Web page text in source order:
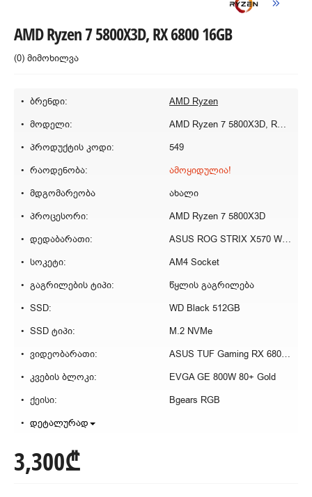
AMD Ryzen 7 5800X3D, RX 6800 16GB
(0) მიმოხილვა
ბრენდი:
AMD Ryzen
მოდელი:
AMD Ryzen 7 5800X3D, RX 6800 16GB
პროდუქტის კოდი:
549
რაოდენობა:
ამოყიდულია!
მდგომარეობა
ახალი
პროცესორი:
AMD Ryzen 7 5800X3D
დედაბარათი:
ASUS ROG STRIX X570 WIFI E Gaming
სოკეტი:
AM4 Socket
გაგრილების ტიპი:
წყლის გაგრილება
SSD:
WD Black 512GB
SSD ტიპი:
M.2 NVMe
ვიდეობარათი:
ASUS TUF Gaming RX 6800 16GB
კვების ბლოკი:
EVGA GE 800W 80+ Gold
ქეისი:
Bgears RGB
დეტალურად
3,300₾